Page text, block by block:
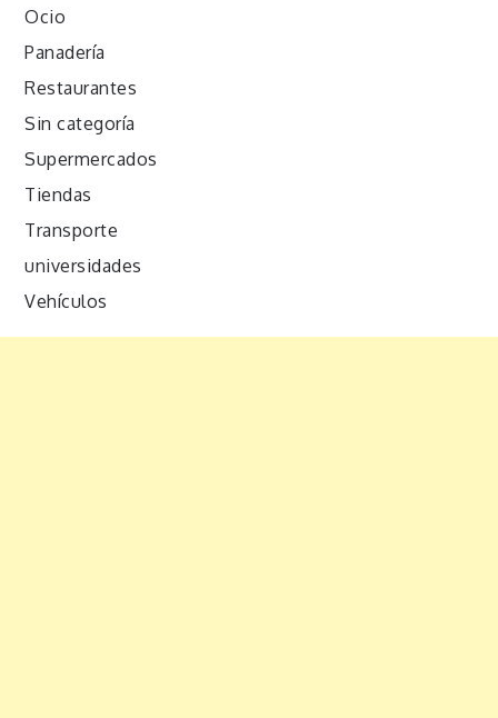
Ocio
Panadería
Restaurantes
Sin categoría
Supermercados
Tiendas
Transporte
universidades
Vehículos